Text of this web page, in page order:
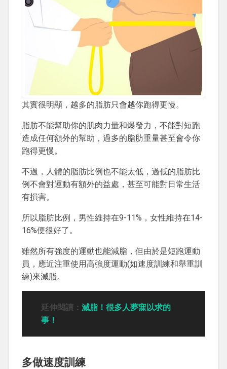
其實很明顯，越多的脂肪只會越你跑得更慢。
脂肪不能幫助你的肌肉力量和爆發力，不能對短跑
造成任何額外的幫助，過多的脂肪重量甚至會令你
跑得更慢。
不過，人體的脂肪比例也不能太低，過低的脂肪比
例不會對運動有額外的益處，甚至可能對日常生活
有損害。
所以脂肪比例，男性維持在9-11%，女性維持在14-
16%便很好了。
雖然所有強度的運動也能減脂，但由於是短跑運動
員，應近注重使用高強度運動(如速度訓練和舉重訓
練)來減脂。
延伸閱讀： 減脂！很多人夢寐以求的
事！
多做速度訓練